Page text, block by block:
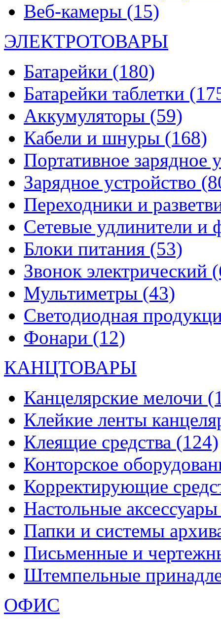
Веб-камеры (15)
ЭЛЕКТРОТОВАРЫ
Батарейки (180)
Батарейки таблетки
Аккумуляторы (59)
Кабели и шнуры (168)
Портативное зарядное
Зарядное устройство
Переходники и
Сетевые удлинители и
Блоки питания (53)
Звонок электрический
Мультиметры (43)
Светодиодная
Фонари (12)
КАНЦТОВАРЫ
Канцелярские мелочи
Клейкие ленты
Клеящие средства (124)
Конторское
Корректирующие
Настольные
Папки и системы
Письменные и
Штемпельные
ОФИС